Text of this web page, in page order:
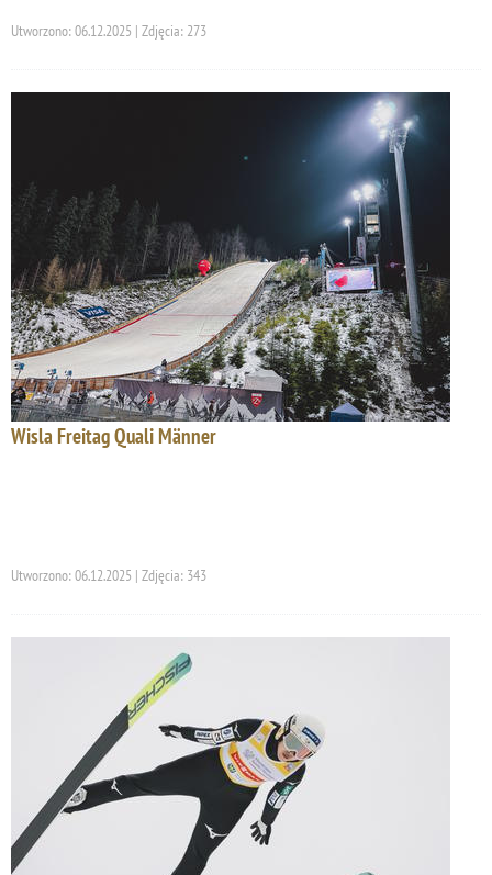
Utworzono: 06.12.2025 | Zdjęcia: 273
Wisla Freitag Quali Männer
Utworzono: 06.12.2025 | Zdjęcia: 343